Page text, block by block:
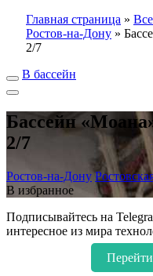
Главная страница »
Ростов-на-Дону »
2/7
В бассейн
Бассейн
2/7
Ростов-на-Дону
В избранное
Подписывайтесь на
интересное из мира